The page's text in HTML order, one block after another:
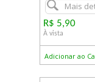
Mais
R$ 5,90
À vista
Adicionar ao